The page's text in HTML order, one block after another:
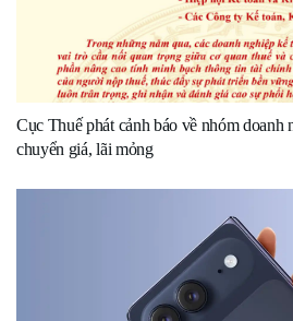
Cục Thuế phát cảnh báo về nhóm doanh
chuyển giá, lãi mỏng